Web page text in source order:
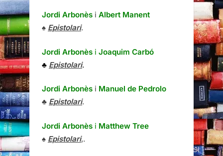
Jordi Arbonès i Albert Manent
♠ Epistolari.
Jordi Arbonès i Joaquim Carbó
♣ Epistolari.
Jordi Arbonès i Manuel de Pedrolo
♣ Epistolari.
Jordi Arbonès i Matthew Tree
♠ Epistolari,.